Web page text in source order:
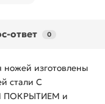
ответ 0
изготовлены
стали С
и